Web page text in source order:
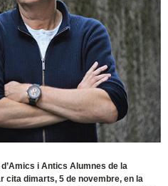
i Antics Alumnes de la
cita dimarts, 5 de novembre, en la